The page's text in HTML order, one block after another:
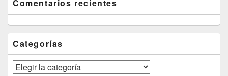
Comentarios recientes
Categorías
Categorías